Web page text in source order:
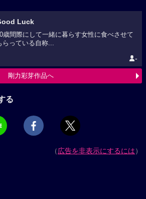
Luck
歳間際にして一緒に暮らす女性に食べさせて
らっている自称...
-
剛力彩芽作品へ
る
（広告を非表示にするには）